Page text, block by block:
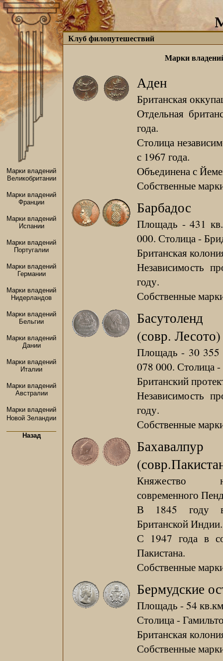
Марки владений
Великобритании
Марки владений
Франции
Марки владений
Испании
Марки владений
Португалии
Марки владений
Германии
Марки владений
Нидерландов
Марки владений
Бельгии
Марки владений
Дании
Марки владений
Италии
Марки владений
Австралии
Марки владений
Новой Зеландии
Назад
Клуб филопутешествий
Марки
Аден
Британская
Отдельная
года.
Столица
с 1967 года.
Объединена с
Собственные
Барбадос
Площадь - 431
000. Столица -
Британская
Независимость
году.
Собственные
Басутоленд
(совр. Лесото)
Площадь - 30 355
078 000. Столица
Британский
Независимость
году.
Собственные
Бахавалпур
Княжество
современного
В 1845 году
Британской Индии.
С 1947 года в
Пакистана.
Собственные
Бермудские
Площадь - 54
Столица -
Британская
Собственные